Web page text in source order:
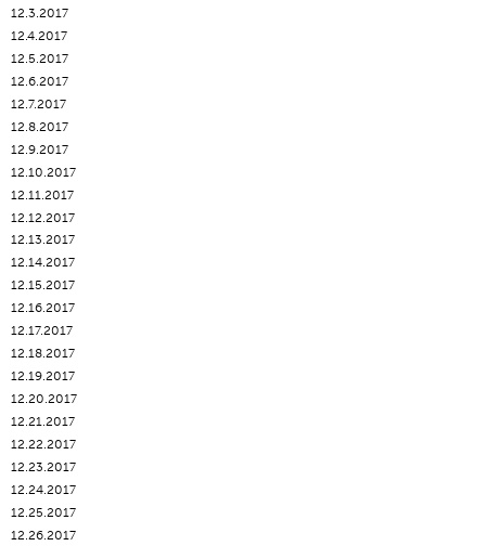
12.3.2017
12.4.2017
12.5.2017
12.6.2017
12.7.2017
12.8.2017
12.9.2017
12.10.2017
12.11.2017
12.12.2017
12.13.2017
12.14.2017
12.15.2017
12.16.2017
12.17.2017
12.18.2017
12.19.2017
12.20.2017
12.21.2017
12.22.2017
12.23.2017
12.24.2017
12.25.2017
12.26.2017